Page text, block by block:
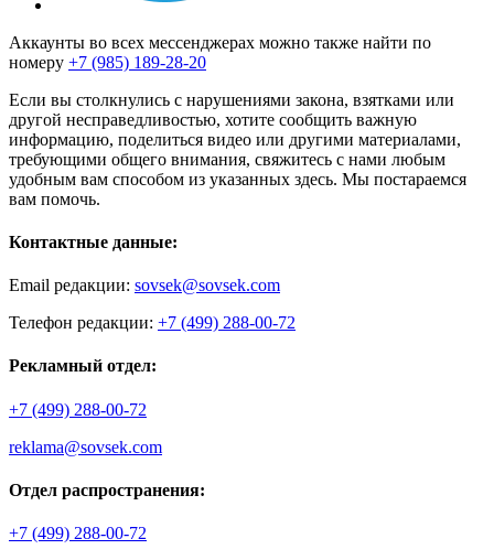
Аккаунты во всех мессенджерах можно также найти по
номеру +7 (985) 189-28-20
Если вы столкнулись с нарушениями закона, взятками или
другой несправедливостью, хотите сообщить важную
информацию, поделиться видео или другими материалами,
требующими общего внимания, свяжитесь с нами любым
удобным вам способом из указанных здесь. Мы постараемся
вам помочь.
Контактные данные:
Email редакции: sovsek@sovsek.com
Телефон редакции: +7 (499) 288-00-72
Рекламный отдел:
+7 (499) 288-00-72
reklama@sovsek.com
Отдел распространения:
+7 (499) 288-00-72